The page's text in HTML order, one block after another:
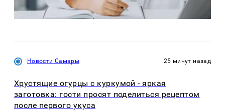
Новости Самары 25 минут назад
Хрустящие огурцы с куркумой - яркая
заготовка: гости просят поделиться рецептом
после первого укуса